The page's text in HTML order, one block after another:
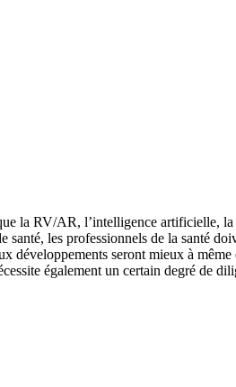
la RV/AR, l’intelligence artificielle,
les professionnels de la santé
développements seront mieux à
également un certain degré de